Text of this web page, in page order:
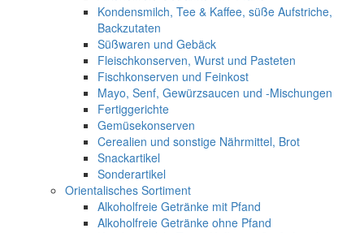
Kondensmilch, Tee & Kaffee, süße Aufstriche,
Backzutaten
Süßwaren und Gebäck
Fleischkonserven, Wurst und Pasteten
Fischkonserven und Feinkost
Mayo, Senf, Gewürzsaucen und -Mischungen
Fertiggerichte
Gemüsekonserven
Cerealien und sonstige Nährmittel, Brot
Snackartikel
Sonderartikel
Orientalisches Sortiment
Alkoholfreie Getränke mit Pfand
Alkoholfreie Getränke ohne Pfand